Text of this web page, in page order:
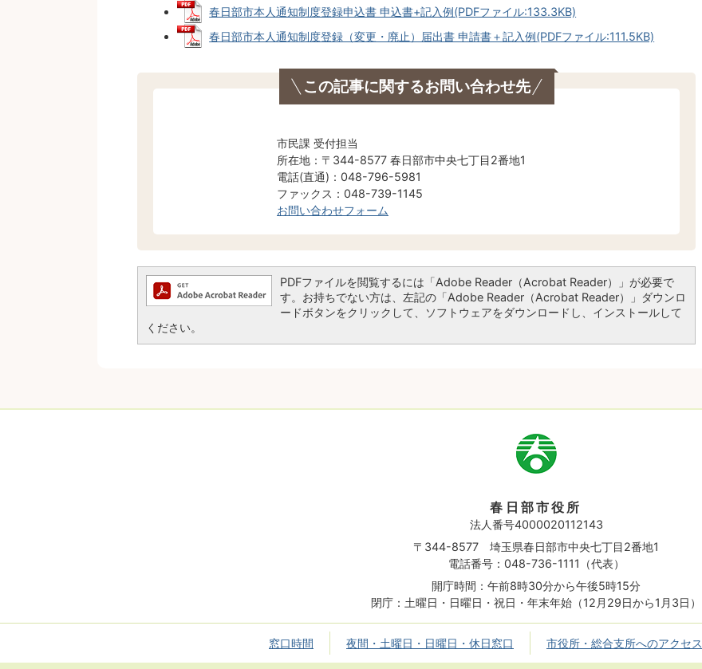
春日部市本人通知制度登録申込書 申込書+記入例(PDFファイル:133.3KB)
春日部市本人通知制度登録（変更・廃止）届出書 申請書＋記入例(PDFファイル:111.5KB)
この記事に関するお問い合わせ先
市民課 受付担当
所在地：〒344-8577 春日部市中央七丁目2番地1
電話(直通)：048-796-5981
ファックス：048-739-1145
お問い合わせフォーム
PDFファイルを閲覧するには「Adobe Reader（Acrobat Reader）」が必要で
す。お持ちでない方は、左記の「Adobe Reader（Acrobat Reader）」ダウンロ
ードボタンをクリックして、ソフトウェアをダウンロードし、インストールして
ください。
市
章
春日部市役所
法人番号4000020112143
〒344-8577 埼玉県春日部市中央七丁目2番地1
電話番号：048-736-1111（代表）
開庁時間：午前8時30分から午後5時15分
閉庁：土曜日・日曜日・祝日・年末年始（12月29日から1月3日）
窓口時間 夜間・土曜日・日曜日・休日窓口 市役所・総合支所へのアクセス